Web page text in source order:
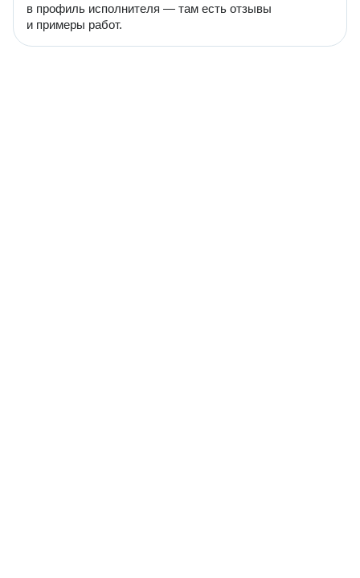
в профиль исполнителя — там есть отзывы
и примеры работ.